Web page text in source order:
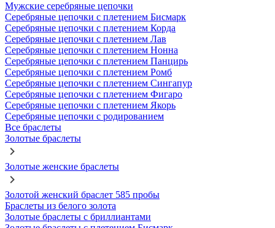
Мужские серебряные цепочки
Серебряные цепочки с плетением Бисмарк
Серебряные цепочки с плетением Корда
Серебряные цепочки с плетением Лав
Серебряные цепочки с плетением Нонна
Серебряные цепочки с плетением Панцирь
Серебряные цепочки с плетением Ромб
Серебряные цепочки с плетением Сингапур
Серебряные цепочки с плетением Фигаро
Серебряные цепочки с плетением Якорь
Серебряные цепочки с родированием
Все браслеты
Золотые браслеты
Золотые женские браслеты
Золотой женский браслет 585 пробы
Браслеты из белого золота
Золотые браслеты с бриллиантами